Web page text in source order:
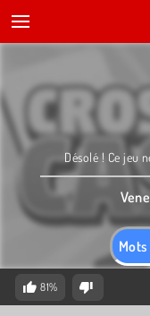
Désolé ! Ce jeu
81%